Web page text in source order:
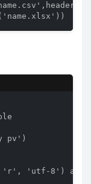
pv')
'r', 'utf-8') as